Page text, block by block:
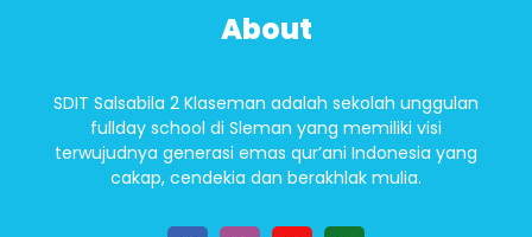
About
SDIT Salsabila 2 Klaseman adalah sekolah unggulan
fullday school di Sleman yang memiliki visi
terwujudnya generasi emas qur’ani Indonesia yang
cakap, cendekia dan berakhlak mulia.